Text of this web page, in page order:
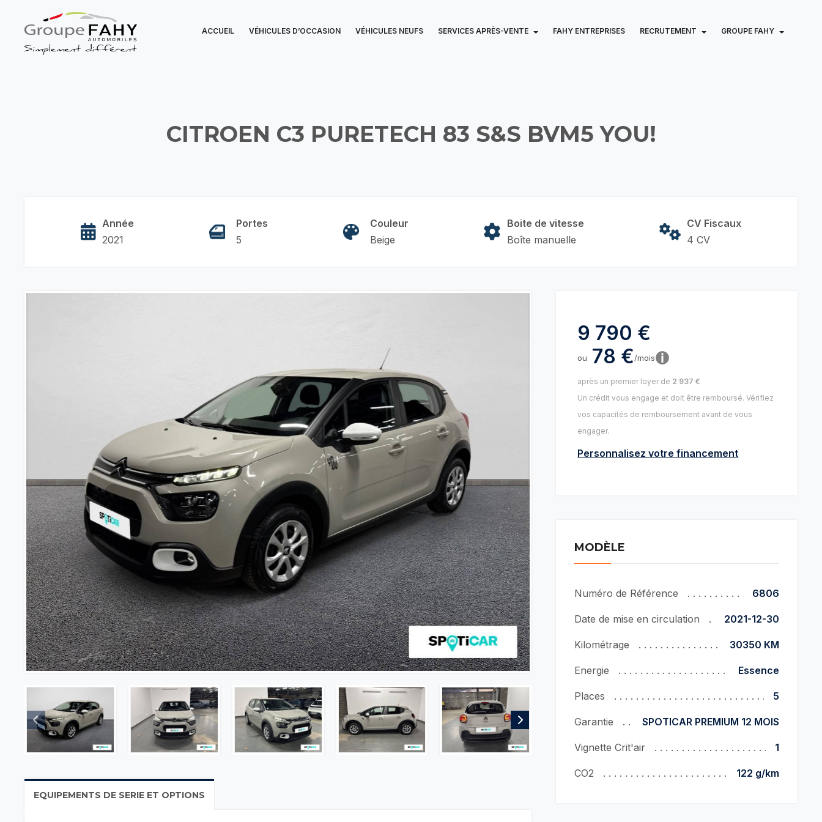
ACCUEIL VÉHICULES D’OCCASION VÉHICULES NEUFS SERVICES APRÈS-VENTE FAHY ENTREPRISES RECRUTEMENT GROUPE FAHY
CITROEN C3 PURETECH 83 S&S BVM5 YOU!
Année
2021
Portes
5
Couleur
Beige
Boite de vitesse
Boîte manuelle
CV Fiscaux
4 CV
EQUIPEMENTS DE SERIE ET OPTIONS
9 790 €
ou 78 €/mois
après un premier loyer de 2 937 €
Un crédit vous engage et doit être remboursé. Vérifiez
vos capacités de remboursement avant de vous
engager.
Personnalisez votre financement
MODÈLE
Numéro de Référence 6806
Date de mise en circulation 2021-12-30
Kilométrage 30350 KM
Energie Essence
Places 5
Garantie SPOTICAR PREMIUM 12 MOIS
Vignette Crit'air 1
CO2 122 g/km